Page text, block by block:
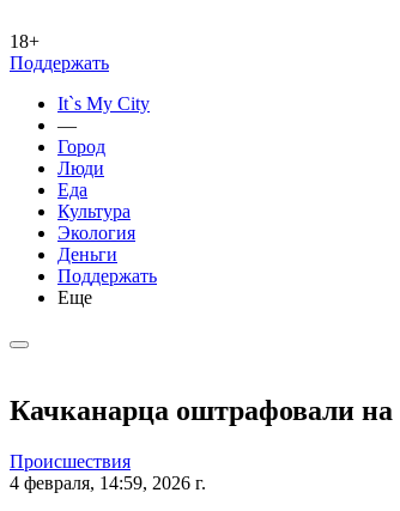
18+
Поддержать
It`s My City
—
Город
Люди
Еда
Культура
Экология
Деньги
Поддержать
Еще
Качканарца оштрафовали на
Происшествия
4 февраля, 14:59, 2026 г.